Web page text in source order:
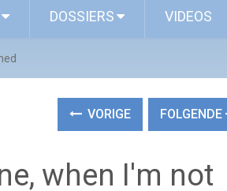
DOSSIERS VIDEOS
VORIGE FOLGENDE
when I'm not